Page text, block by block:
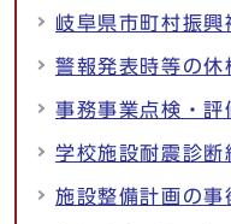
岐阜県市町村振
警報発表時等の休
事務事業点検・評
学校施設耐震診断
施設整備計画の事